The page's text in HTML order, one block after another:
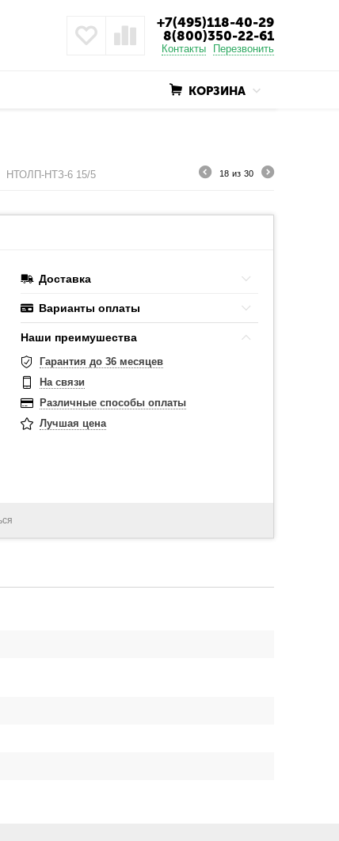
+7(495)118-40-29
8(800)350-22-61
Контакты Перезвонить
КОРЗИНА
НТОЛП-НТЗ-6 15/5 18 из 30
Доставка
Варианты оплаты
Наши преимушества
Гарантия до 36 месяцев
На связи
Различные способы оплаты
Лучшая цена